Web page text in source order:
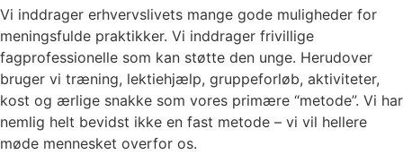
Vi inddrager erhvervslivets mange gode muligheder for
meningsfulde praktikker. Vi inddrager frivillige
fagprofessionelle som kan støtte den unge. Herudover
bruger vi træning, lektiehjælp, gruppeforløb, aktiviteter,
kost og ærlige snakke som vores primære “metode”. Vi har
nemlig helt bevidst ikke en fast metode – vi vil hellere
møde mennesket overfor os.